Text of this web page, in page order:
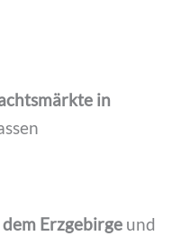
in
Erzgebirge und